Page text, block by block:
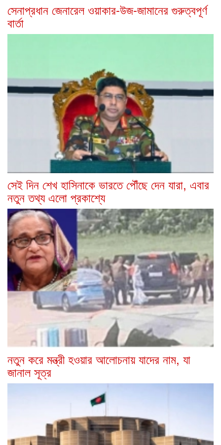
সেনাপ্রধান জেনারেল ওয়াকার-উজ-জামানের গুরুত্বপূর্ণ
বার্তা
সেই দিন শেখ হাসিনাকে ভারতে পৌঁছে দেন যারা, এবার
নতুন তথ্য এলো প্রকাশ্যে
নতুন করে মন্ত্রী হওয়ার আলোচনায় যাদের নাম, যা
জানাল সূত্র